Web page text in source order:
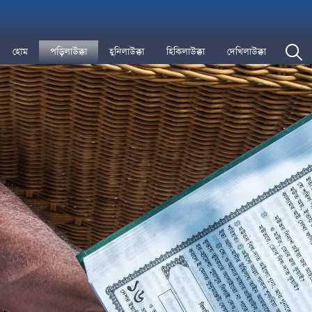
হোম পড়িলাউক্কা হুনিলাউক্কা হিকিলাউক্কা দেখিলাউক্কা